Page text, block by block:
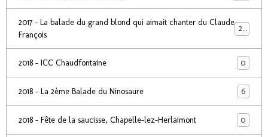
2017 - La balade du grand blond qui aimait chanter du Claude
François
24
2018 - ICC Chaudfontaine 0
2018 - La 2ème Balade du Ninosaure 6
2018 - Fête de la saucisse, Chapelle-lez-Herlaimont 0